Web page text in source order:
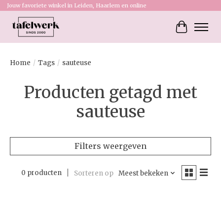
Jouw favoriete winkel in Leiden, Haarlem en online
Home / Tags / sauteuse
Producten getagd met
sauteuse
Filters weergeven
0 producten Sorteren op Meest bekeken